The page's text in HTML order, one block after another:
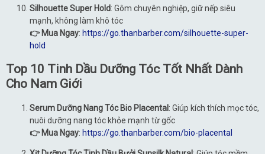
Silhouette Super Hold: Gôm chuyên nghiệp, giữ nếp siêu
mạnh, không làm khô tóc
👉 Mua Ngay: https://go.thanbarber.com/silhouette-super-
hold
Top 10 Tinh Dầu Dưỡng Tóc Tốt Nhất Dành
Cho Nam Giới
Serum Dưỡng Nang Tóc Bio Placental: Giúp kích thích mọc tóc,
nuôi dưỡng nang tóc khỏe mạnh từ gốc
👉 Mua Ngay: https://go.thanbarber.com/bio-placental